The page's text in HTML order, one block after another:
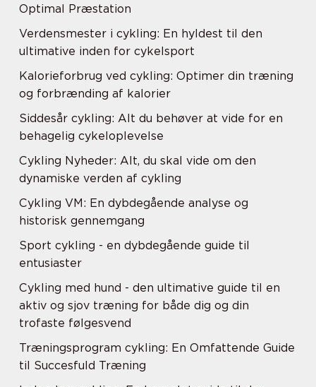
Optimal Præstation
Verdensmester i cykling: En hyldest til den
ultimative inden for cykelsport
Kalorieforbrug ved cykling: Optimer din træning
og forbrænding af kalorier
Siddesår cykling: Alt du behøver at vide for en
behagelig cykeloplevelse
Cykling Nyheder: Alt, du skal vide om den
dynamiske verden af cykling
Cykling VM: En dybdegående analyse og
historisk gennemgang
Sport cykling - en dybdegående guide til
entusiaster
Cykling med hund - den ultimative guide til en
aktiv og sjov træning for både dig og din
trofaste følgesvend
Træningsprogram cykling: En Omfattende Guide
til Succesfuld Træning